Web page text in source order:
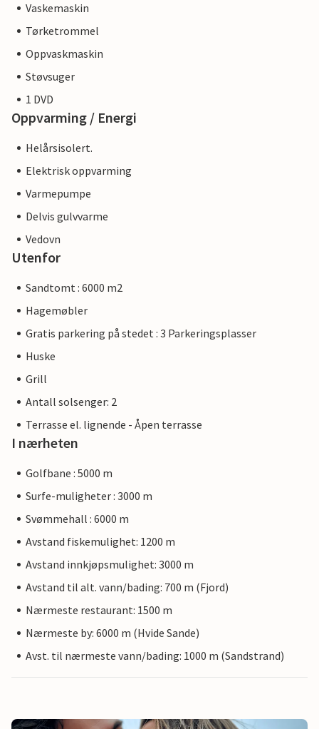
Vaskemaskin
Tørketrommel
Oppvaskmaskin
Støvsuger
1 DVD
Oppvarming / Energi
Helårsisolert.
Elektrisk oppvarming
Varmepumpe
Delvis gulvvarme
Vedovn
Utenfor
Sandtomt : 6000 m2
Hagemøbler
Gratis parkering på stedet : 3 Parkeringsplasser
Huske
Grill
Antall solsenger: 2
Terrasse el. lignende - Åpen terrasse
I nærheten
Golfbane : 5000 m
Surfe-muligheter : 3000 m
Svømmehall : 6000 m
Avstand fiskemulighet: 1200 m
Avstand innkjøpsmulighet: 3000 m
Avstand til alt. vann/bading: 700 m (Fjord)
Nærmeste restaurant: 1500 m
Nærmeste by: 6000 m (Hvide Sande)
Avst. til nærmeste vann/bading: 1000 m (Sandstrand)